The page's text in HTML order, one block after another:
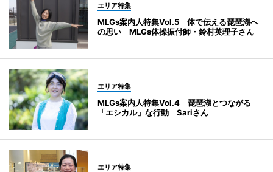
エリア特集
MLGs案内人特集Vol.5 体で伝える琵琶湖へ
の思い MLGs体操振付師・鈴村英理子さん
エリア特集
MLGs案内人特集Vol.4 琵琶湖とつながる
「エシカル」な行動 Sariさん
エリア特集